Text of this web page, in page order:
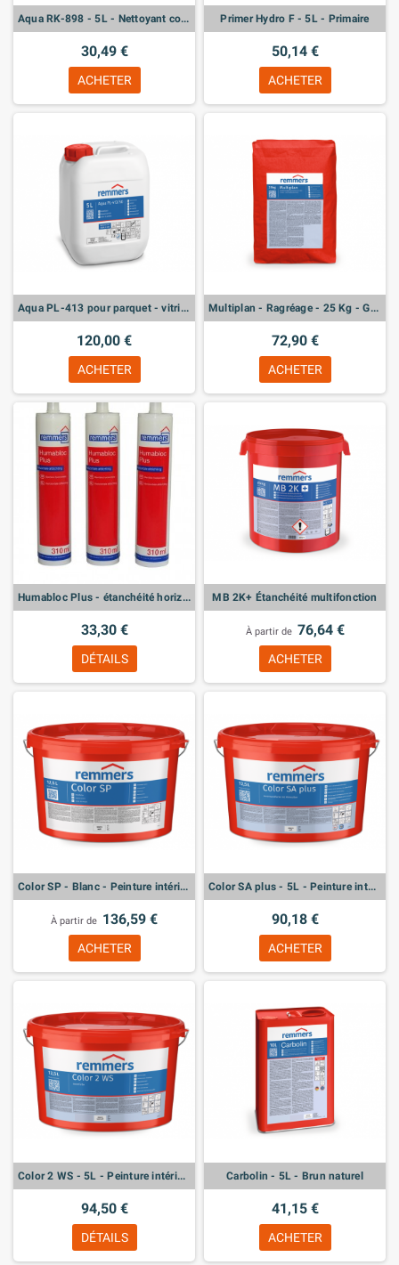
Aqua RK-898 - 5L - Nettoyant concentré
30,49 €
ACHETER
Primer Hydro F - 5L - Primaire
50,14 €
ACHETER
Aqua PL-413 pour parquet - vitrificateur - 5L
120,00 €
ACHETER
Multiplan - Ragréage - 25 Kg - Gris
72,90 €
ACHETER
Humabloc Plus - étanchéité horizontale contre l'humidité
33,30 €
DÉTAILS
MB 2K+ Étanchéité multifonction
À partir de 76,64 €
ACHETER
Color SP - Blanc - Peinture intérieur haute perméabilité à la vapeur d’eau
À partir de 136,59 €
ACHETER
Color SA plus - 5L - Peinture intérieur avec microparticule d'argent
90,18 €
ACHETER
Color 2 WS - 5L - Peinture intérieur haut pouvoir couvrant
94,50 €
DÉTAILS
Carbolin - 5L - Brun naturel
41,15 €
ACHETER